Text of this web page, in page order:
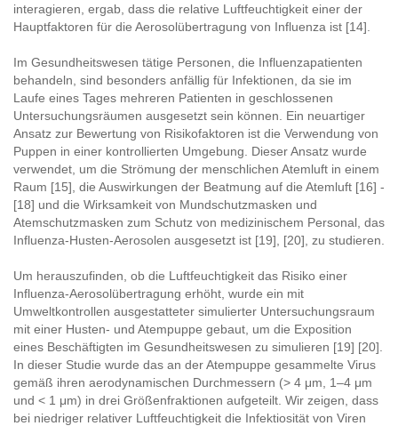
interagieren, ergab, dass die relative Luftfeuchtigkeit einer der
Hauptfaktoren für die Aerosolübertragung von Influenza ist [14].
Im Gesundheitswesen tätige Personen, die Influenzapatienten
behandeln, sind besonders anfällig für Infektionen, da sie im
Laufe eines Tages mehreren Patienten in geschlossenen
Untersuchungsräumen ausgesetzt sein können. Ein neuartiger
Ansatz zur Bewertung von Risikofaktoren ist die Verwendung von
Puppen in einer kontrollierten Umgebung. Dieser Ansatz wurde
verwendet, um die Strömung der menschlichen Atemluft in einem
Raum [15], die Auswirkungen der Beatmung auf die Atemluft [16] -
[18] und die Wirksamkeit von Mundschutzmasken und
Atemschutzmasken zum Schutz von medizinischem Personal, das
Influenza-Husten-Aerosolen ausgesetzt ist [19], [20], zu studieren.
Um herauszufinden, ob die Luftfeuchtigkeit das Risiko einer
Influenza-Aerosolübertragung erhöht, wurde ein mit
Umweltkontrollen ausgestatteter simulierter Untersuchungsraum
mit einer Husten- und Atempuppe gebaut, um die Exposition
eines Beschäftigten im Gesundheitswesen zu simulieren [19] [20].
In dieser Studie wurde das an der Atempuppe gesammelte Virus
gemäß ihren aerodynamischen Durchmessern (> 4 μm, 1–4 μm
und < 1 μm) in drei Größenfraktionen aufgeteilt. Wir zeigen, dass
bei niedriger relativer Luftfeuchtigkeit die Infektiosität von Viren